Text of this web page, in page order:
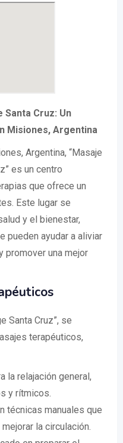
Cruz: Un
Misiones, Argentina
Argentina, “Masaje
es un centro
que ofrece un
Este lugar se
y el bienestar,
pueden ayudar a aliviar
promover una mejor
Santa Cruz”, se
terapéuticos,
la relajación general,
y rítmicos.
técnicas manuales que
la circulación.